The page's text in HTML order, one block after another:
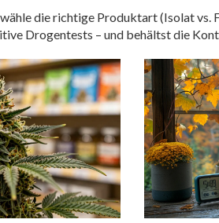
die richtige Produktart (Isolat vs.
Drogentests – und behältst die